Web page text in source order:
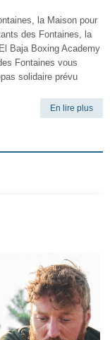
la Maison pour
des Fontaines, la
Baja Boxing Academy
Fontaines vous
solidaire prévu
En lire plus